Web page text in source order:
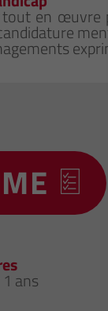
en œuvre
ans